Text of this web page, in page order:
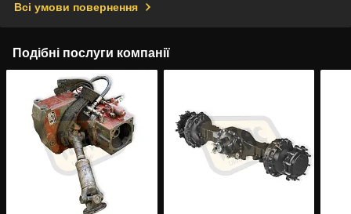
Всі умови повернення
Подібні послуги компанії